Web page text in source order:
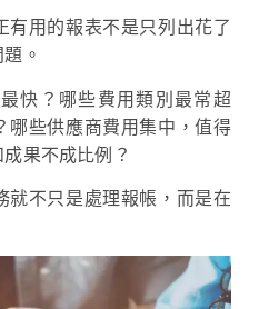
有用的報表不是只列出花了
。
快？哪些費用類別最常超
哪些供應商費用集中，值得
果不成比例？
就不只是處理報帳，而是在